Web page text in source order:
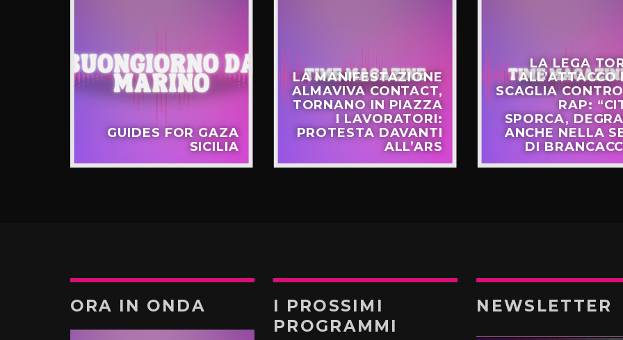
GUIDES FOR GAZA
SICILIA
LA MANIFESTAZIONE
ALMAVIVA CONTACT,
TORNANO IN PIAZZA
I LAVORATORI:
PROTESTA DAVANTI
ALL’ARS
LA LEGA
ALL’ATTACCO
SCAGLIA
RAP:
SPORCA,
ANCHE NELLA
DI
ORA IN ONDA
I PROSSIMI
PROGRAMMI
NEWSLETTER